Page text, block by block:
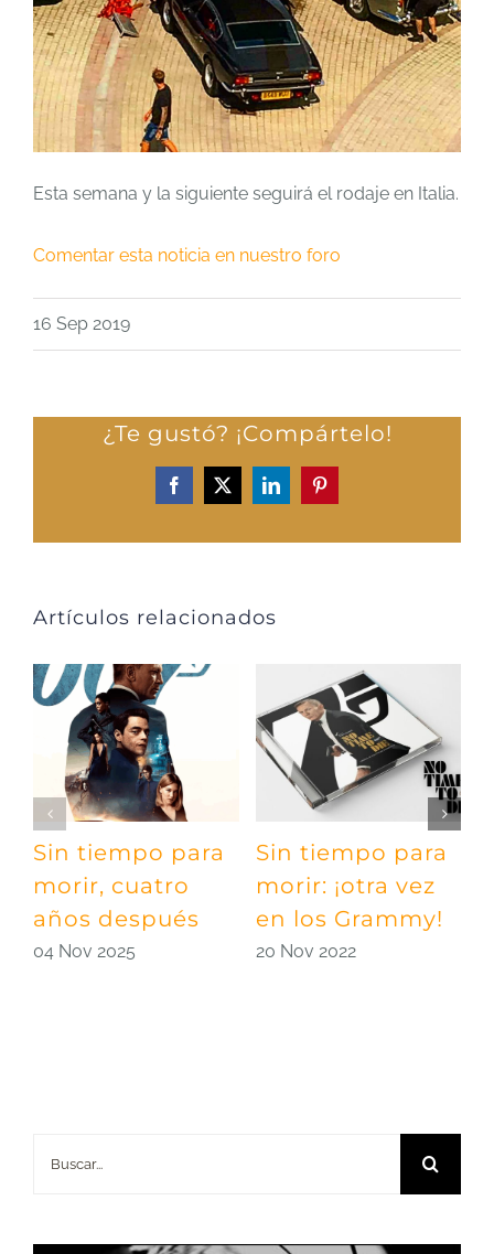
Esta semana y la siguiente seguirá el rodaje en Italia.
Comentar esta noticia en nuestro foro
16 Sep 2019
¿Te gustó? ¡Compártelo!
Facebook
X LinkedInPinterest
Artículos relacionados
Sin tiempo para
morir, cuatro
años después
04 Nov 2025
Sin tiempo para
morir: ¡otra vez
en los Grammy!
20 Nov 2022